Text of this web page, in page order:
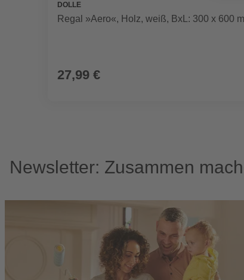
DOLLE
Regal »Aero«, Holz, weiß, BxL: 300 x 600
27,99 €
Newsletter: Zusammen